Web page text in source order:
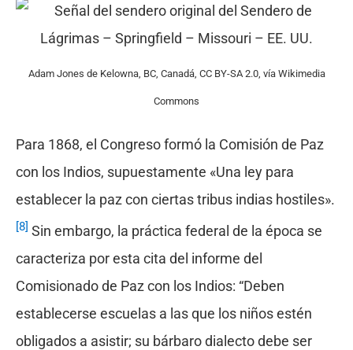
Adam Jones de Kelowna, BC, Canadá, CC BY-SA 2.0, vía Wikimedia
Commons
Para 1868, el Congreso formó la Comisión de Paz
con los Indios, supuestamente «Una ley para
establecer la paz con ciertas tribus indias hostiles».
[8] Sin embargo, la práctica federal de la época se
caracteriza por esta cita del informe del
Comisionado de Paz con los Indios: “Deben
establecerse escuelas a las que los niños estén
obligados a asistir; su bárbaro dialecto debe ser